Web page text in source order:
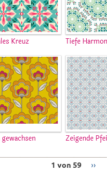
Kreuz Tiefe
Zeigende
1 von 59 ››